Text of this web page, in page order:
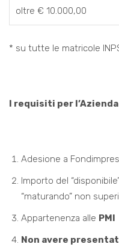
oltre € 10.000,00
* su tutte le matricole
I requisiti per
Adesione a
Importo del
“maturando” non
Appartenenza alle PMI
Non avere